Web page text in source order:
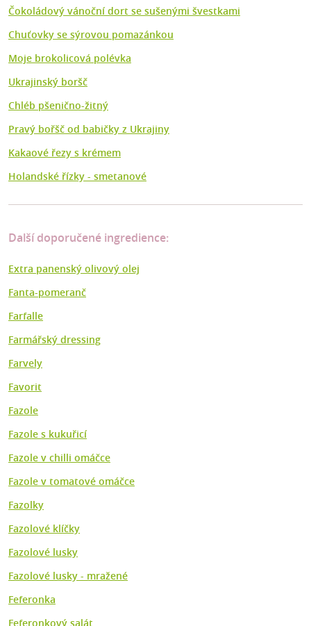
Čokoládový vánoční dort se sušenými švestkami
Chuťovky se sýrovou pomazánkou
Moje brokolicová polévka
Ukrajinský boršč
Chléb pšenično-žitný
Pravý bořšč od babičky z Ukrajiny
Kakaové řezy s krémem
Holandské řízky - smetanové
Další doporučené ingredience:
Extra panenský olivový olej
Fanta-pomeranč
Farfalle
Farmářský dressing
Farvely
Favorit
Fazole
Fazole s kukuřicí
Fazole v chilli omáčce
Fazole v tomatové omáčce
Fazolky
Fazolové klíčky
Fazolové lusky
Fazolové lusky - mražené
Feferonka
Feferonkový salát